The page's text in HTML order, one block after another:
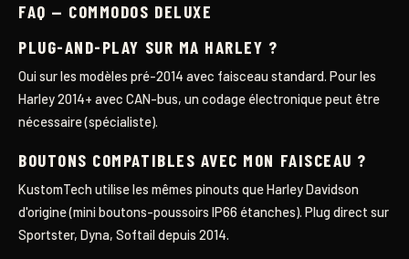
FAQ — COMMODOS DELUXE
PLUG-AND-PLAY SUR MA HARLEY ?
Oui sur les modèles pré-2014 avec faisceau standard. Pour les
Harley 2014+ avec CAN-bus, un codage électronique peut être
nécessaire (spécialiste).
BOUTONS COMPATIBLES AVEC MON FAISCEAU ?
KustomTech utilise les mêmes pinouts que Harley Davidson
d'origine (mini boutons-poussoirs IP66 étanches). Plug direct sur
Sportster, Dyna, Softail depuis 2014.